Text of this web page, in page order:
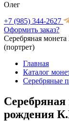
Олег
+7 (985) 344-2627
Оформить заказ?
Серебряная
(портрет)
Главная
Каталог
Серебряные
Серебряная
рождения